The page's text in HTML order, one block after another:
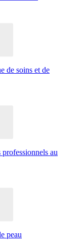
de soins et de
au
peau